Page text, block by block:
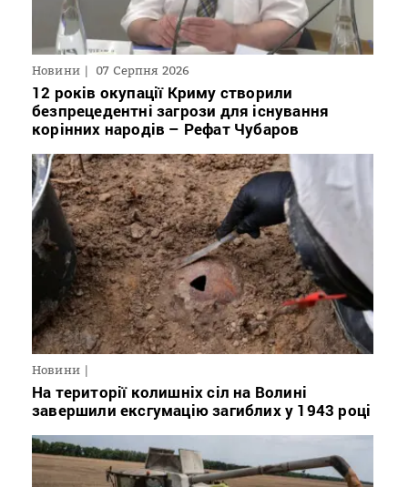
Новини 07 Серпня 2026
12 років окупації Криму створили
безпрецедентні загрози для існування
корінних народів – Рефат Чубаров
Новини
На території колишніх сіл на Волині
завершили ексгумацію загиблих у 1943 році